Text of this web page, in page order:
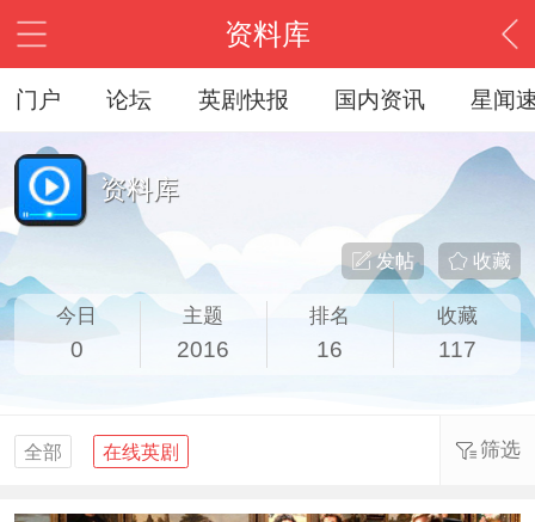
资料库
门户 论坛 英剧快报 国内资讯 星闻
资料库
收藏
发帖
今日
0
主题
2016
排名
16
收藏
117
全部 在线英剧 筛选